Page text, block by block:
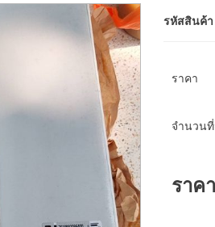
รหัสสินค้า
ราคา
จำนวน
ราค